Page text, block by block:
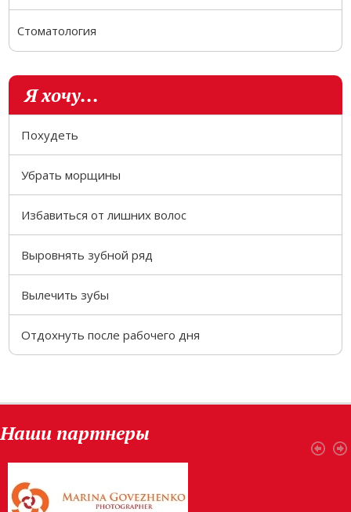
Стоматология
Я хочу...
Похудеть
Убрать морщины
Избавиться от лишних волос
Выровнять зубной ряд
Вылечить зубы
Отдохнуть после рабочего дня
Наши партнеры